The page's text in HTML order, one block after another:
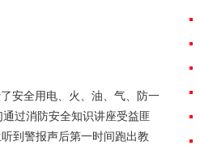
安全用电、火、油、气、防一
过消防安全知识讲座受益匪
到警报声后第一时间跑出教